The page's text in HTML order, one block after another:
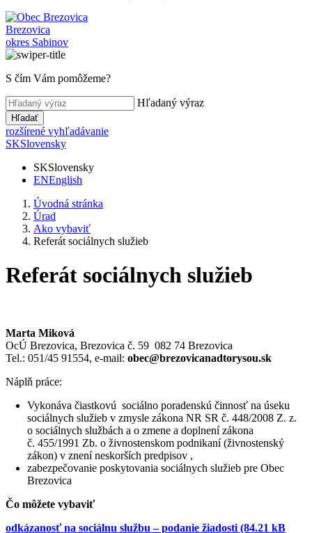
Brezovica
okres Sabinov
S čím Vám pomôžeme?
Hľadaný výraz
Hľadať
rozšírené vyhľadávanie
SKSlovensky
SKSlovensky
ENEnglish
Úvodná stránka
Úrad
Ako vybaviť
Referát sociálnych služieb
Referát sociálnych služieb
Marta Miková
OcÚ Brezovica, Brezovica č. 59 082 74 Brezovica
Tel.: 051/45 91554, e-mail: obec@brezovicanadtorysou.sk
Náplň práce:
Vykonáva čiastkovú sociálno poradenskú činnosť na úseku
sociálnych služieb v zmysle zákona NR SR č. 448/2008 Z. z.
o sociálnych službách a o zmene a doplnení zákona
č. 455/1991 Zb. o živnostenskom podnikaní (živnostenský
zákon) v znení neskorších predpisov ,
zabezpečovanie poskytovania sociálnych služieb pre Obec
Brezovica
Čo môžete vybaviť
odkázanosť na sociálnu službu – podanie žiadosti (84.21 kB